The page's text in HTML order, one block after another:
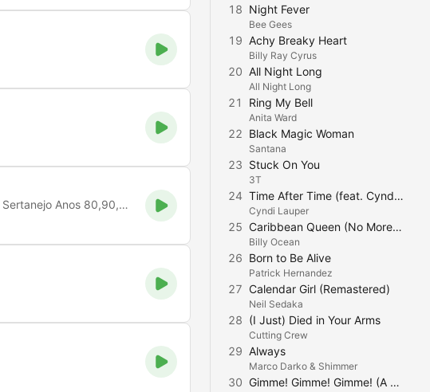
A sertaneja de verdade! Os melhores sucessos Sertanejo Anos 80,90,2000
18 Night Fever
Bee Gees
19 Achy Breaky Heart
Billy Ray Cyrus
20 All Night Long
All Night Long
21 Ring My Bell
Anita Ward
22 Black Magic Woman
Santana
23 Stuck On You
3T
24 Time After Time (feat. Cyndi Lauper)
Cyndi Lauper
25 Caribbean Queen (No More Love On the Run)
Billy Ocean
26 Born to Be Alive
Patrick Hernandez
27 Calendar Girl (Remastered)
Neil Sedaka
28 (I Just) Died in Your Arms
Cutting Crew
29 Always
Marco Darko & Shimmer
30 Gimme! Gimme! Gimme! (A Man After Midnight)